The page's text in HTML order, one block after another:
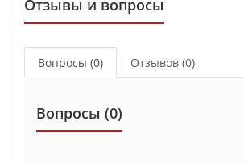
Отзывы и вопросы
Вопросы (0) Отзывов (0)
Вопросы (0)